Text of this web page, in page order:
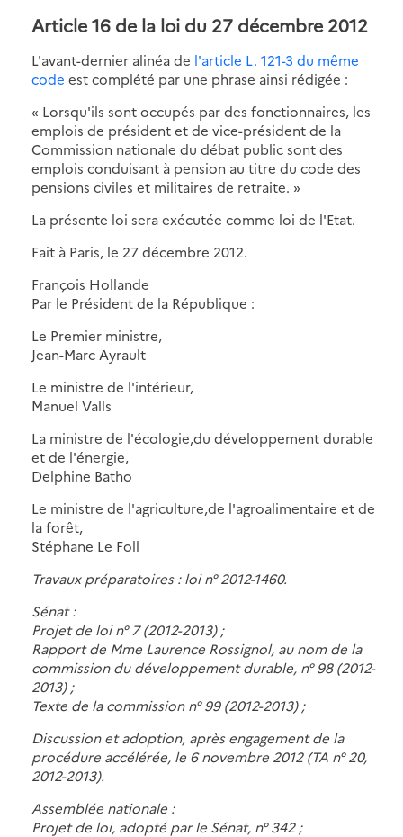
Article 16 de la loi du 27 décembre 2012
L'avant-dernier alinéa de l'article L. 121-3 du même
code est complété par une phrase ainsi rédigée :
« Lorsqu'ils sont occupés par des fonctionnaires, les
emplois de président et de vice-président de la
Commission nationale du débat public sont des
emplois conduisant à pension au titre du code des
pensions civiles et militaires de retraite. »
La présente loi sera exécutée comme loi de l'Etat.
Fait à Paris, le 27 décembre 2012.
François Hollande
Par le Président de la République :
Le Premier ministre,
Jean-Marc Ayrault
Le ministre de l'intérieur,
Manuel Valls
La ministre de l'écologie,du développement durable
et de l'énergie,
Delphine Batho
Le ministre de l'agriculture,de l'agroalimentaire et de
la forêt,
Stéphane Le Foll
Travaux préparatoires : loi n° 2012-1460.
Sénat :
Projet de loi n° 7 (2012-2013) ;
Rapport de Mme Laurence Rossignol, au nom de la
commission du développement durable, n° 98 (2012-
2013) ;
Texte de la commission n° 99 (2012-2013) ;
Discussion et adoption, après engagement de la
procédure accélérée, le 6 novembre 2012 (TA n° 20,
2012-2013).
Assemblée nationale :
Projet de loi, adopté par le Sénat, n° 342 ;